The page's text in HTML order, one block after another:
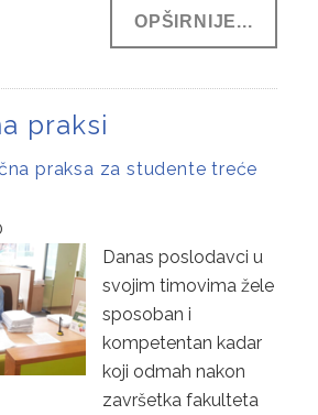
OPŠIRNIJE...
praksi
praksa za studente treće
Danas poslodavci u
svojim timovima žele
sposoban i
kompetentan kadar
koji odmah nakon
završetka fakulteta